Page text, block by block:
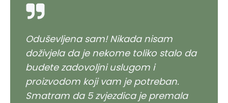
Oduševljena sam! Nikada nisam
doživjela da je nekome toliko stalo da
budete zadovoljni uslugom i
proizvodom koji vam je potreban.
Smatram da 5 zvjezdica je premala